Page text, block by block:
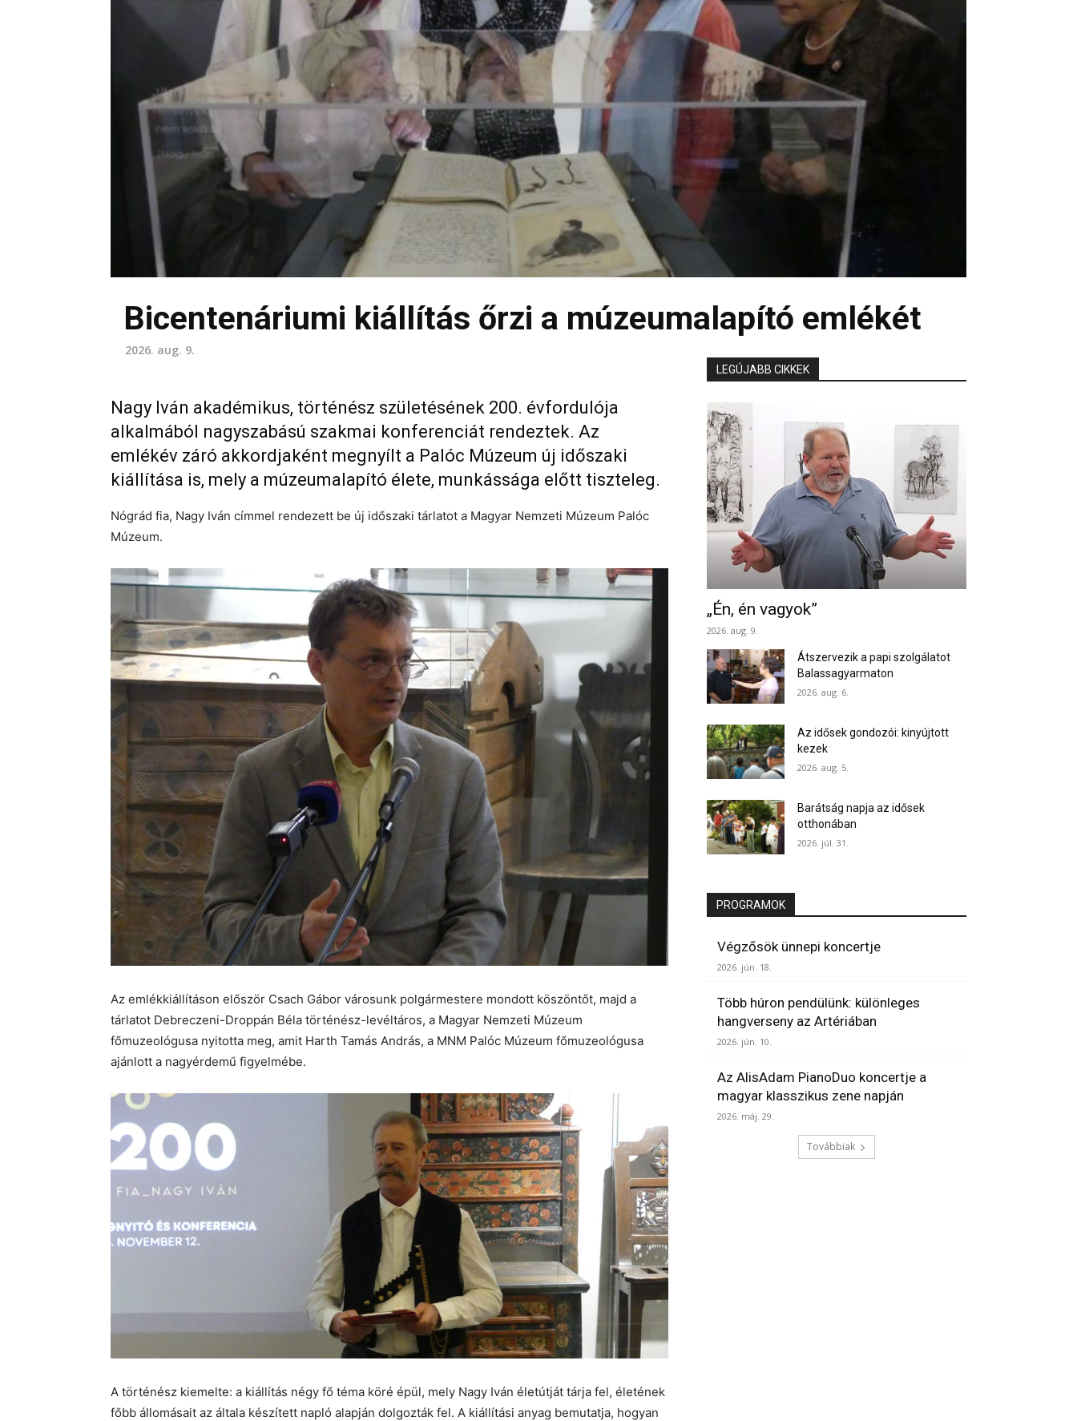
Bicentenáriumi kiállítás őrzi a múzeumalapító emlékét
2026. aug. 9.
Nagy Iván akadémikus, történész születésének 200. évfordulója
alkalmából nagyszabású szakmai konferenciát rendeztek. Az
emlékév záró akkordjaként megnyílt a Palóc Múzeum új időszaki
kiállítása is, mely a múzeumalapító élete, munkássága előtt tiszteleg.
Nógrád fia, Nagy Iván címmel rendezett be új időszaki tárlatot a Magyar Nemzeti Múzeum Palóc
Múzeum.
Az emlékkiállításon először Csach Gábor városunk polgármestere mondott köszöntőt, majd a
tárlatot Debreczeni-Droppán Béla történész-levéltáros, a Magyar Nemzeti Múzeum
főmuzeológusa nyitotta meg, amit Harth Tamás András, a MNM Palóc Múzeum főmuzeológusa
ajánlott a nagyérdemű figyelmébe.
A történész kiemelte: a kiállítás négy fő téma köré épül, mely Nagy Iván életútját tárja fel, életének
főbb állomásait az általa készített napló alapján dolgozták fel. A kiállítási anyag bemutatja, hogyan
LEGÚJABB CIKKEK
„Én, én vagyok”
2026. aug. 9.
Átszervezik a papi szolgálatot
Balassagyarmaton
2026. aug. 6.
Az idősek gondozói: kinyújtott
kezek
2026. aug. 5.
Barátság napja az idősek
otthonában
2026. júl. 31.
PROGRAMOK
Végzősök ünnepi koncertje
2026. jún. 18.
Több húron pendülünk: különleges
hangverseny az Artériában
2026. jún. 10.
Az AlisAdam PianoDuo koncertje a
magyar klasszikus zene napján
2026. máj. 29.
Továbbiak